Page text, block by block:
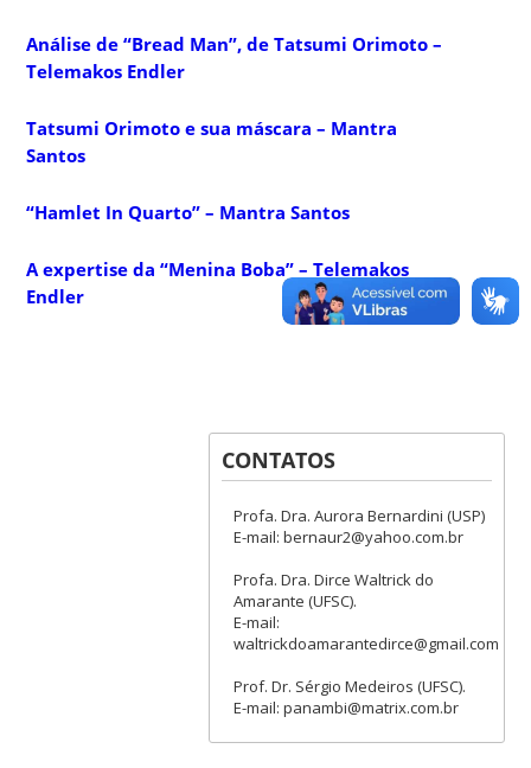
Análise de “Bread Man”, de Tatsumi Orimoto –
Telemakos Endler
Tatsumi Orimoto e sua máscara – Mantra
Santos
“Hamlet In Quarto” – Mantra Santos
A expertise da “Menina Boba” – Telemakos
Endler
CONTATOS
Profa. Dra. Aurora Bernardini (USP)
E-mail: bernaur2@yahoo.com.br
Profa. Dra. Dirce Waltrick do
Amarante (UFSC).
E-mail:
waltrickdoamarantedirce@gmail.com
Prof. Dr. Sérgio Medeiros (UFSC).
E-mail: panambi@matrix.com.br